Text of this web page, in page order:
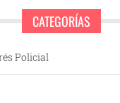
CATEGORÍAS
Policial